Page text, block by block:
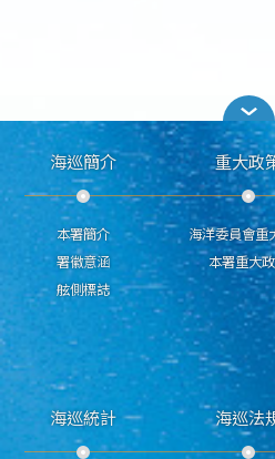
海巡簡介
本署簡介
署徽意涵
舷側標誌
重大政
海洋委員會重
本署重大
海巡統計 海巡法